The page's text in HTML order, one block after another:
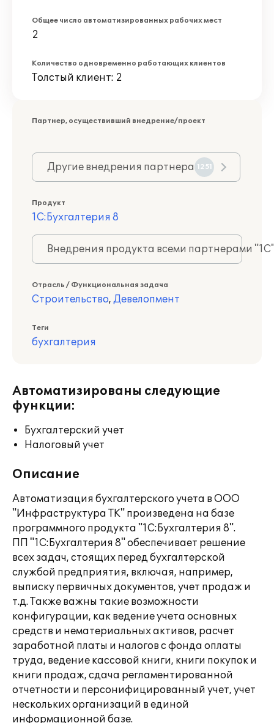
Общее число автоматизированных рабочих мест
2
Количество одновременно работающих клиентов
Толстый клиент: 2
Партнер, осуществивший внедрение/проект
Другие внедрения партнера 1251
Продукт
1С:Бухгалтерия 8
Внедрения продукта всеми партнерами
Отрасль / Функциональная задача
Строительство, Девелопмент
Теги
бухгалтерия
Автоматизированы следующие
функции:
Бухгалтерский учет
Налоговый учет
Описание
Автоматизация бухгалтерского учета в ООО
"Инфраструктура ТК" произведена на базе
программного продукта "1С:Бухгалтерия 8".
ПП "1С:Бухгалтерия 8" обеспечивает решение
всех задач, стоящих перед бухгалтерской
службой предприятия, включая, например,
выписку первичных документов, учет продаж и
т.д. Также важны такие возможности
конфигурации, как ведение учета основных
средств и нематериальных активов, расчет
заработной платы и налогов с фонда оплаты
труда, ведение кассовой книги, книги покупок и
книги продаж, сдача регламентированной
отчетности и персонифицированный учет, учет
нескольких организаций в единой
информационной базе.